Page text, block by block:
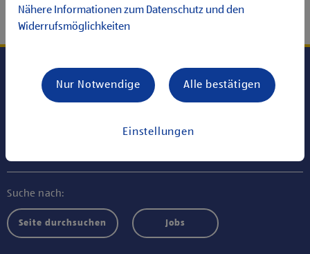
ZUR STARTSEITE
Jobs bei ALDI SÜD HOLDING
Suche nach:
Seite durchsuchen Jobs
Nähere Informationen zum Datenschutz und den
Widerrufsmöglichkeiten
Einstellungen
Nur Notwendige Alle bestätigen